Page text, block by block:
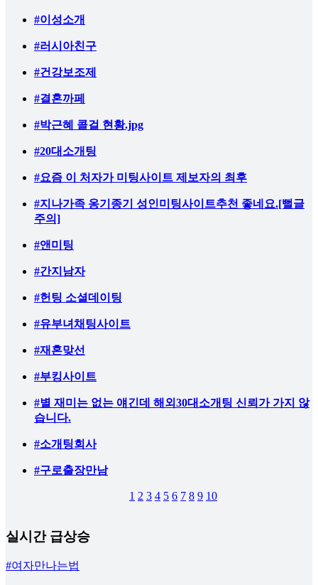
#이성소개
#러시아친구
#건강보조제
#결혼까페
#박근혜 콜걸 현황.jpg
#20대소개팅
#요즘 이 처자가 미팅사이트 제보자의 최후
#지나가족 옹기종기 성인미팅사이트추천 좋네요.[뻘글
주의]
#앤미팅
#간지남자
#헌팅 소셜데이팅
#유부녀채팅사이트
#재혼맞선
#부킹사이트
#별 재미는 없는 얘긴데 해외30대소개팅 신뢰가 가지 않
습니다.
#소개팅회사
#구로출장만남
1 2 3 4 5 6 7 8 9 10
실시간 급상승
#여자만나는법